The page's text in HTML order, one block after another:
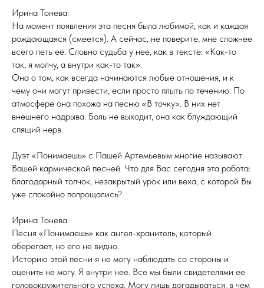
Ирина Тонева:
На момент появления эта песня была любимой, как и каждая
рождающаяся (смеется). А сейчас, не поверите, мне сложнее
всего петь её. Словно судьба у нее, как в тексте: «Как-то
так, я молчу, а внутри как-то так».
Она о том, как всегда начинаются любые отношения, и к
чему они могут привести, если просто плыть по течению. По
атмосфере она похожа на песню «В точку». В них нет
внешнего надрыва. Боль не выходит, она как блуждающий
спящий нерв.
Дуэт «Понимаешь» с Пашей Артемьевым многие называют
Вашей кармической песней. Что для Вас сегодня эта работа:
благодарный толчок, незакрытый урок или веха, с которой Вы
уже спокойно попрощались?
Ирина Тонева:
Песня «Понимаешь» как ангел-хранитель, который
оберегает, но его не видно.
Историю этой песни я не могу наблюдать со стороны и
оценить не могу. Я внутри нее. Все мы были свидетелями ее
головокружительного успеха. Могу лишь догадываться, в чем